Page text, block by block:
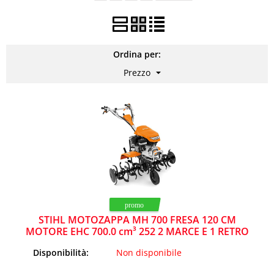
Ordina per:
STIHL MOTOZAPPA MH 700 FRESA 120 CM
MOTORE EHC 700.0 cm³ 252 2 MARCE E 1 RETRO
Disponibilità:
Non disponibile